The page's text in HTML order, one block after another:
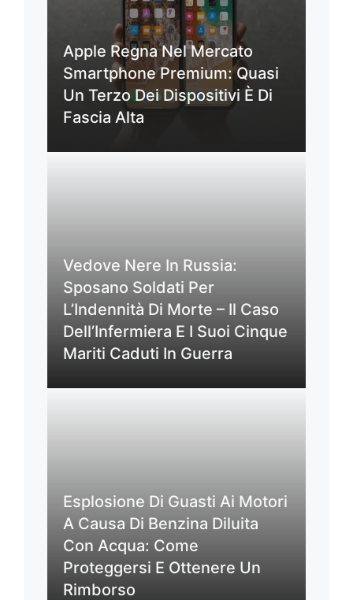
Apple Regna Nel Mercato
Smartphone Premium: Quasi
Un Terzo Dei Dispositivi È Di
Fascia Alta
Vedove Nere In Russia:
Sposano Soldati Per
L’Indennità Di Morte – Il Caso
Dell’Infermiera E I Suoi Cinque
Mariti Caduti In Guerra
Esplosione Di Guasti Ai Motori
A Causa Di Benzina Diluita
Con Acqua: Come
Proteggersi E Ottenere Un
Rimborso